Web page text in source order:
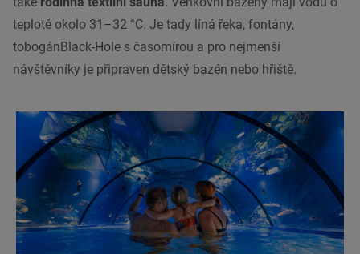
teplotě okolo 31–32 °C. Je tady líná řeka, fontány,
tobogánBlack-Hole s časomírou a pro nejmenší
návštěvníky je připraven dětský bazén nebo hřiště.